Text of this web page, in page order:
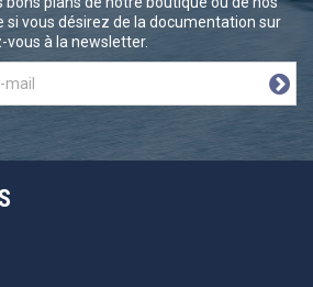
si vous désirez de la documentation sur
à la newsletter.